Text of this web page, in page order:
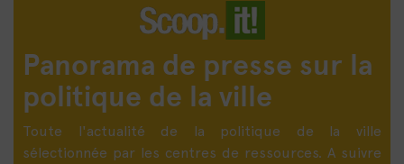
Panorama de presse sur la
politique de la ville
Toute l'actualité de la politique de la ville
sélectionnée par les centres de ressources. A suivre